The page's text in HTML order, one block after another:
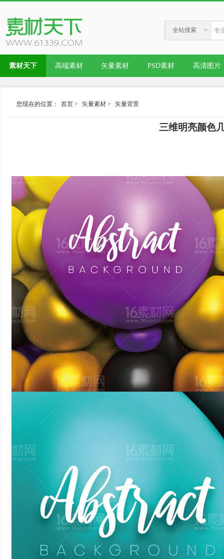
全站搜索
素材天下 高端素材 矢量素材 PSD素材 高清图片
您现在的位置： 首页 > 矢量素材 > 矢量背景
三维明亮颜色